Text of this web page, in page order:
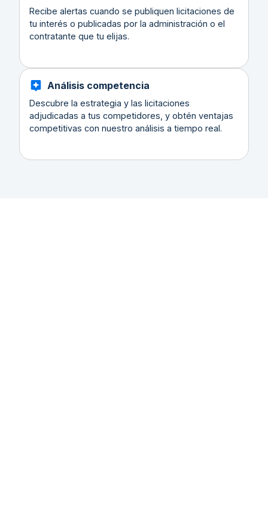
Recibe alertas cuando se publiquen licitaciones de
tu interés o publicadas por la administración o el
contratante que tu elijas.
Análisis competencia
Descubre la estrategia y las licitaciones
adjudicadas a tus competidores, y obtén ventajas
competitivas con nuestro análisis a tiempo real.